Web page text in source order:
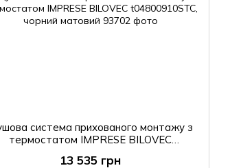
система прихованого монтажу з
термостатом IMPRESE BILOVEC
13 535 грн